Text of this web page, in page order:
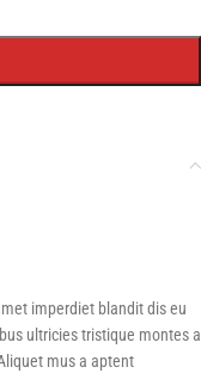
imperdiet blandit dis eu
ultricies tristique montes a
mus a aptent